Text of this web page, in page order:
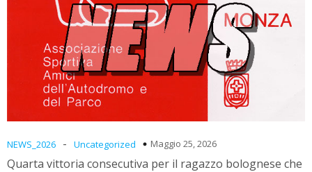
NEWS_2026 - Uncategorized Maggio 25, 2026
Quarta vittoria consecutiva per il ragazzo bolognese che